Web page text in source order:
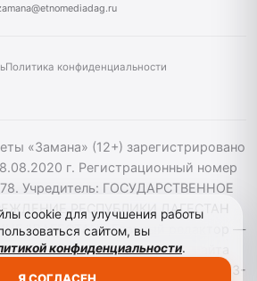
Политика конфиденциальности
«Замана» (12+) зарегистрировано
г. Регистрационный номер
Учредитель: ГОСУДАРСТВЕННОЕ
РЕСПУБЛИКИ ДАГЕСТАН
"ДАГЕСТАН". Главный редактор —
использовании материалов сайта
на zamana.info обязательна. ©️ 2013-
cookie для улучшения работы
сайтом, вы
конфиденциальности.
Я СОГЛАСЕН